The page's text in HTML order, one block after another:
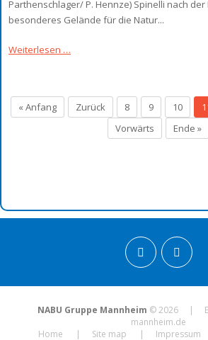
Parthenschlager/ P. Hennze) Spinelli nach der
besonderes Gelände für die Natur...
Weiterlesen …
« Anfang Zurück 8 9 10
Vorwärts
Ende »
NABU Gruppe Mannheim © 2026 |
mannheim.de
Home
Site map Impressum